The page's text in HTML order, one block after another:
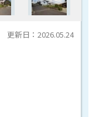
更新日：2026.05.24